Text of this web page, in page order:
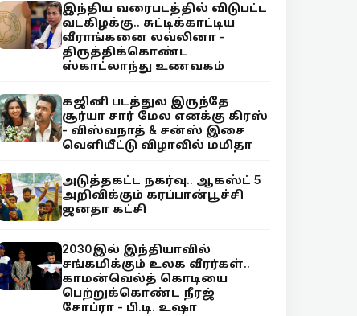
இந்திய வரைபடத்தில் விடுபட்ட
வடகிழக்கு.. சுட்டிக்காட்டிய
வீராங்கனை லவ்லினா -
திருத்திக்கொண்ட
ஸ்காட்லாந்து உணவகம்
கஜினி படத்துல இருந்தே
சூர்யா சார் மேல எனக்கு கிரஸ்
- விஸ்வநாத் & சன்ஸ் இசை
வெளியீட்டு விழாவில் மமிதா
அடுத்தகட்ட நகர்வு.. ஆகஸ்ட் 5
அறிவிக்கும் கரப்பான்பூச்சி
ஜனதா கட்சி
2030இல் இந்தியாவில்
சங்கமிக்கும் உலக வீரர்கள்..
காமன்வெல்த் கொடியை
பெற்றுக்கொண்ட நீரஜ்
சோப்ரா - பி.டி. உஷா